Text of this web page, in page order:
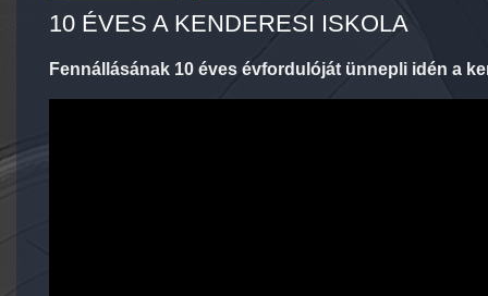
10 ÉVES A KENDERESI ISKOLA
Fennállásának 10 éves évfordulóját ünnepli idén a